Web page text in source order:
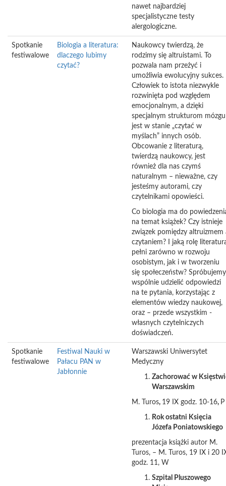
nawet najbardziej
specjalistyczne testy
alergologiczne.
Spotkanie
festiwalowe
Biologia a literatura:
dlaczego lubimy
czytać?
Naukowcy twierdzą, że
rodzimy się altruistami. To
pozwala nam przeżyć i
umożliwia ewolucyjny sukces.
Człowiek to istota niezwykle
rozwinięta pod względem
emocjonalnym, a dzięki
specjalnym strukturom mózgu
jest w stanie „czytać w
myślach” innych osób.
Obcowanie z literaturą,
twierdzą naukowcy, jest
również dla nas czymś
naturalnym – nieważne, czy
jesteśmy autorami, czy
czytelnikami opowieści.
Co biologia ma do
na temat książek? Czy istnieje
związek pomiędzy altruizmem
czytaniem? I jaką rolę
pełni zarówno w rozwoju
osobistym, jak i w tworzeniu
się społeczeństw? Spróbujemy
wspólnie udzielić odpowiedzi
na te pytania, korzystając z
elementów wiedzy naukowej,
oraz – przede wszystkim -
własnych czytelniczych
doświadczeń.
Spotkanie
festiwalowe
Festiwal Nauki w
Pałacu PAN w
Jabłonnie
Warszawski Uniwersytet
Medyczny
Zachorować w
Warszawskim
M. Turos, 19 IX godz. 10-16, P
Rok ostatni Księcia
Józefa Poniatowskiego
prezentacja książki autor M.
Turos, – M. Turos, 19 IX i 20
godz. 11, W
Szpital Pluszowego